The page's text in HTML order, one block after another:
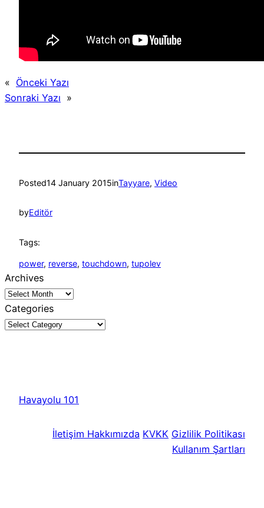
« Önceki Yazı
Sonraki Yazı »
Posted14 January 2015inTayyare, Video
byEditör
Tags:
power, reverse, touchdown, tupolev
Archives
Categories
Havayolu 101
İletişim Hakkımızda KVKK Gizlilik Politikası
Kullanım Şartları